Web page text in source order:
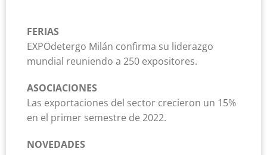
FERIAS
EXPOdetergo Milán confirma su liderazgo
mundial reuniendo a 250 expositores.
ASOCIACIONES
Las exportaciones del sector crecieron un 15%
en el primer semestre de 2022.
NOVEDADES